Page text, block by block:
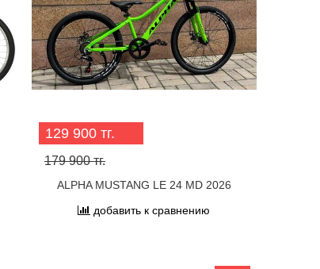
129 900 тг.
179 900 тг.
ALPHA MUSTANG LE 24 MD 2026
добавить к сравнению